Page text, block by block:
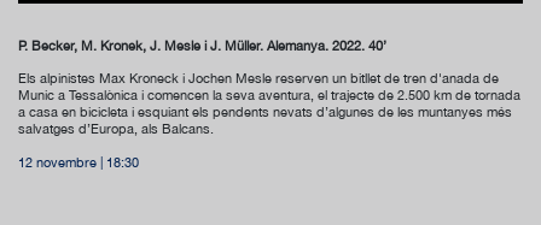
P. Becker, M. Kronek, J. Mesle i J. Müller. Alemanya. 2022. 40’
Els alpinistes Max Kroneck i Jochen Mesle reserven un bitllet de tren d'anada de
Munic a Tessalònica i comencen la seva aventura, el trajecte de 2.500 km de tornada
a casa en bicicleta i esquiant els pendents nevats d’algunes de les muntanyes més
salvatges d’Europa, als Balcans.
12 novembre | 18:30